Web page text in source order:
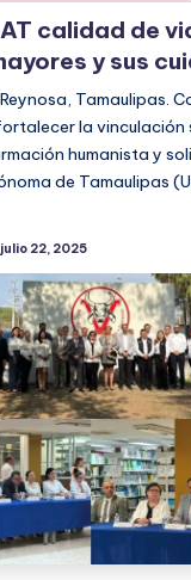
calidad de
y sus
Tamaulipas.
la vinculación
humanista y
de Tamaulipas
julio 22, 2025